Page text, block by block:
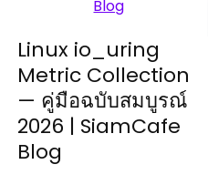
Linux io_uring
Metric Collection
— คู่มือฉบับสมบูรณ์
2026 | SiamCafe
Blog